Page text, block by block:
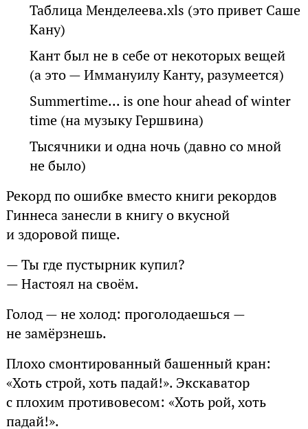
Таблица Менделеева.xls (это привет Саше
Кану)
Кант был не в себе от некоторых вещей
(а это — Иммануилу Канту, разумеется)
Summertime... is one hour ahead of winter
time (на музыку Гершвина)
Тысячники и одна ночь (давно со мной
не было)
Рекорд по ошибке вместо книги рекордов
Гиннеса занесли в книгу о вкусной
и здоровой пище.
— Ты где пустырник купил?
— Настоял на своём.
Голод — не холод: проголодаешься —
не замёрзнешь.
Плохо смонтированный башенный кран:
«Хоть строй, хоть падай!». Экскаватор
с плохим противовесом: «Хоть рой, хоть
падай!».